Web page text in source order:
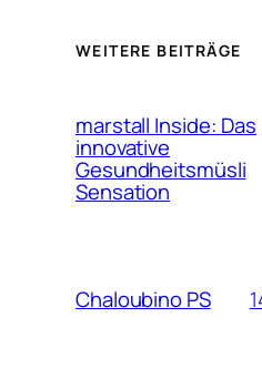
WEITERE BEITRÄGE
marstall Inside: Das
innovative
Gesundheitsmüsli
Sensation
Chaloubino PS